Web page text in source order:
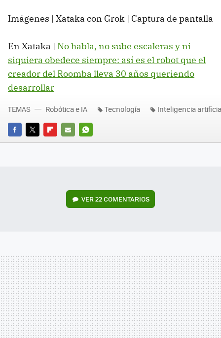
Imágenes | Xataka con Grok | Captura de pantalla
En Xataka | No habla, no sube escaleras y ni
siquiera obedece siempre: así es el robot que el
creador del Roomba lleva 30 años queriendo
desarrollar
FACEBOOK
TWITTERFLIPBOARD
E-
WHATSAPP
TEMAS Robótica e IA Tecnología Inteligencia
VER22 COMENTARIOS